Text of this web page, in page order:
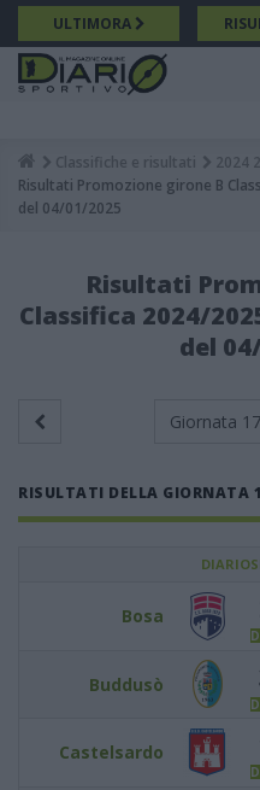
Salta
al
contenuto
principale
ULTIMORA
Breadcrumb
Classifiche e risultati 2024
Risultati Promozione girone B
del 04/01/2025
Risultati
Classifica 2024/
del
Giornata 17
RISULTATI DELLA GIORNATA
Bosa
Buddusò
Castelsardo